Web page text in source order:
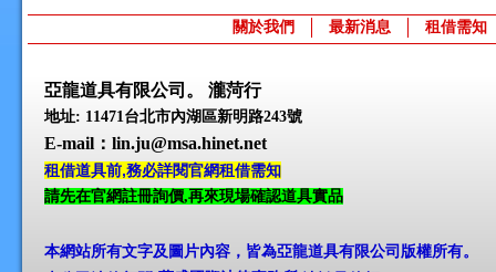
關於我們 最新消息 租借需知
亞龍道具有限公司。 瀧菏行
地址: 11471台北市內湖區新明路243號
E-mail ：lin.ju@msa.hinet.net
租借道具前,務必詳閱官網租借需知
請先在官網註冊詢價,再來現場確認道具實品
本網站所有文字及圖片內容，皆為亞龍道具有限公司版權所有。